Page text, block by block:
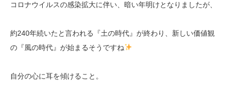
コロナウイルスの感染拡大に伴い、暗い年明けとなりましたが、
約240年続いたと言われる『土の時代』が終わり、新しい価値観
の『風の時代』が始まるそうですね
自分の心に耳を傾けること。